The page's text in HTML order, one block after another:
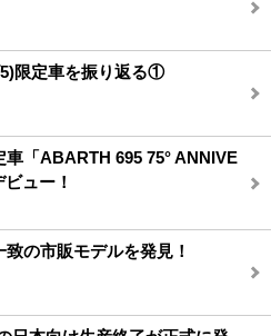
限定車を振り返る①
車「ABARTH 695 75° ANNIVE
ュー！
の市販モデルを発見！